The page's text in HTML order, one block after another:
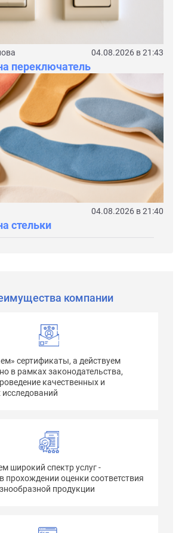
04.08.2026 в 21:43
переключатель
04.08.2026 в 21:40
стельки
компании
сертификаты, а действуем
в рамках законодательства,
качественных и
широкий спектр услуг -
прохождении оценки соответствия
продукции